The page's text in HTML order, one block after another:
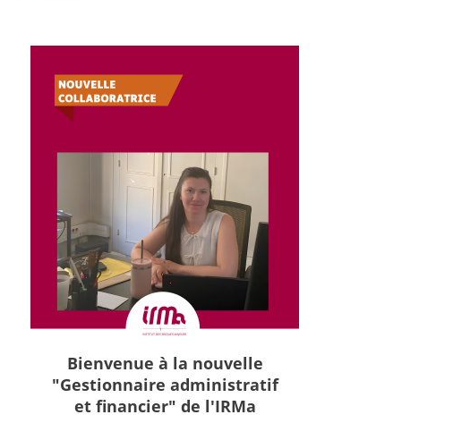
Bienvenue à la nouvelle
"Gestionnaire administratif
et financier" de l'IRMa